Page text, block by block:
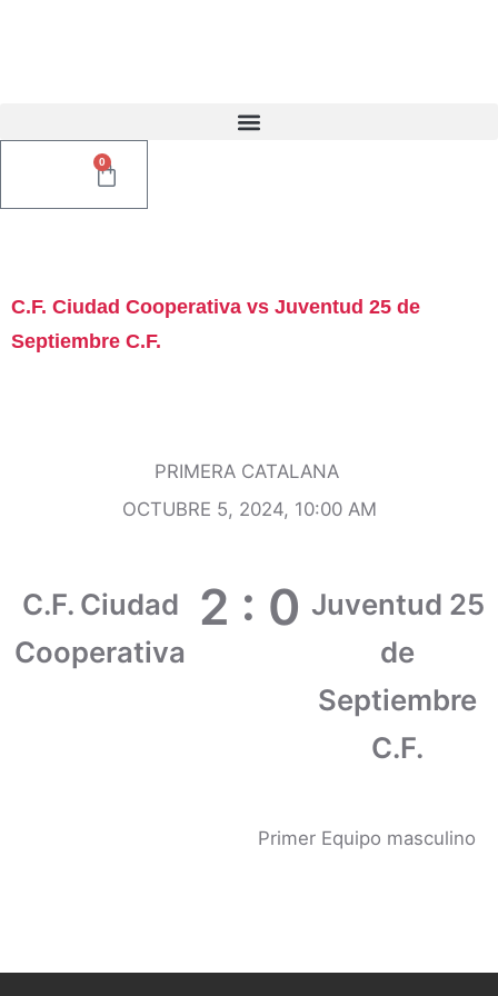
0
C.F. Ciudad Cooperativa vs Juventud 25 de
Septiembre C.F.
PRIMERA CATALANA
OCTUBRE 5, 2024, 10:00 AM
C.F. Ciudad
Cooperativa
2 : 0 Juventud 25
de
Septiembre
C.F.
Primer Equipo masculino